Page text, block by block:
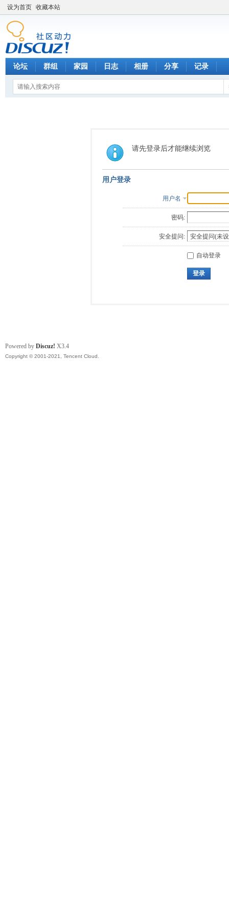
设为首页 收藏本站
论坛 群组 家园 日志 相册 分享 记录
请先登录后才能继续浏览
用户登录
用户名
密码:
安全提问:
自动登录
登录
Powered by Discuz! X3.4
Copyright © 2001-2021, Tencent Cloud.